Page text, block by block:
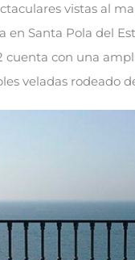
vistas al
en Santa Pola del
con una
veladas rodeado